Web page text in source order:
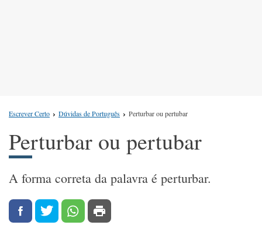
Escrever Certo Dúvidas de Português Perturbar ou pertubar
Perturbar ou pertubar
A forma correta da palavra é perturbar.